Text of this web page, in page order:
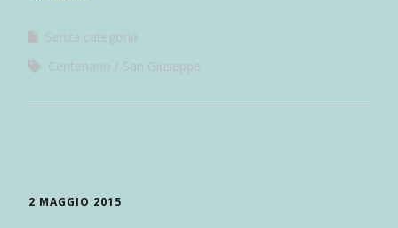
Senza categoria
Centenario
San Giuseppe
2 MAGGIO 2015